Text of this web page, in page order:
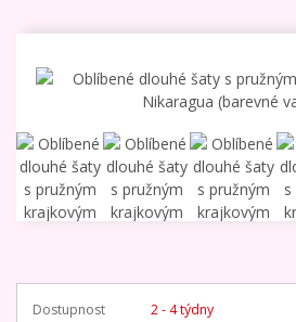
Dostupnost
2 - 4 týdny